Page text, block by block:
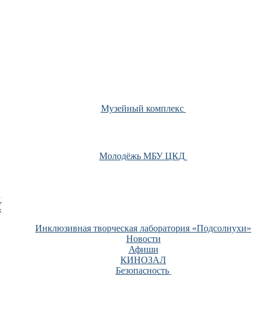
Музейный комплекс
Молодёжь МБУ ЦКД
Инклюзивная творческая лаборатория «Подсолнухи»
Новости
Афиши
КИНОЗАЛ
Безопасность